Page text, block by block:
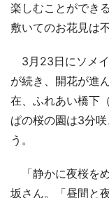
楽しむことができ
敷いてのお花見は不
3月23日にソメ
が続き、開花が進
在、ふれあい橋下
ぱの桜の園は3分
う。
「静かに夜桜を
坂さん。「昼間と